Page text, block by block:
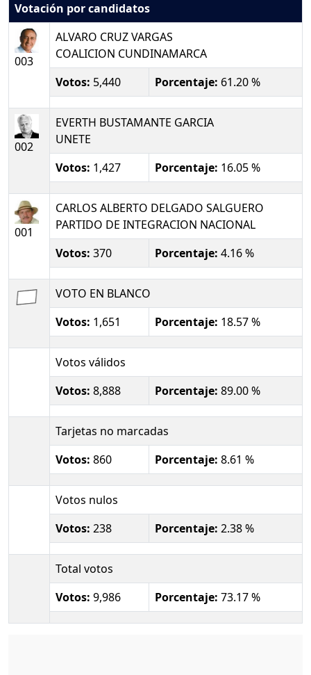
Votación por candidatos
003
ALVARO CRUZ VARGAS
COALICION CUNDINAMARCA
Votos: 5,440 Porcentaje: 61.20 %
002
EVERTH BUSTAMANTE GARCIA
UNETE
Votos: 1,427 Porcentaje: 16.05 %
001
CARLOS ALBERTO DELGADO SALGUERO
PARTIDO DE INTEGRACION NACIONAL
Votos: 370 Porcentaje: 4.16 %
VOTO EN BLANCO
Votos: 1,651 Porcentaje: 18.57 %
Votos válidos
Votos: 8,888 Porcentaje: 89.00 %
Tarjetas no marcadas
Votos: 860 Porcentaje: 8.61 %
Votos nulos
Votos: 238 Porcentaje: 2.38 %
Total votos
Votos: 9,986 Porcentaje: 73.17 %